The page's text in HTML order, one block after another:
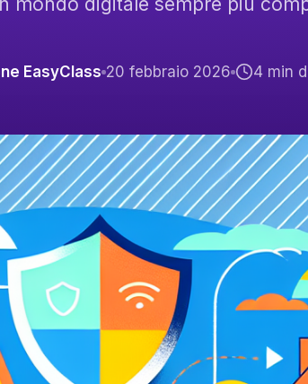
EasyClass 20 febbraio 2026 4min